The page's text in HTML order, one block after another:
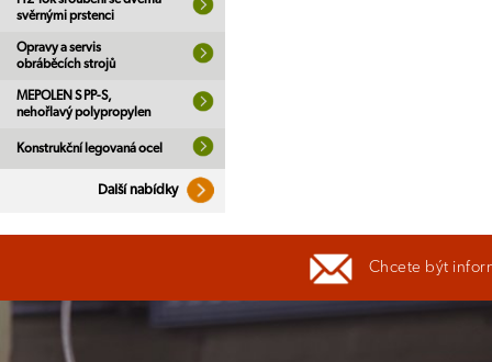
svěrnými prstenci
Opravy a servis
obráběcích strojů
MEPOLEN S PP-S,
nehořlavý polypropylen
Konstrukční legovaná ocel
Další nabídky
Chcete být